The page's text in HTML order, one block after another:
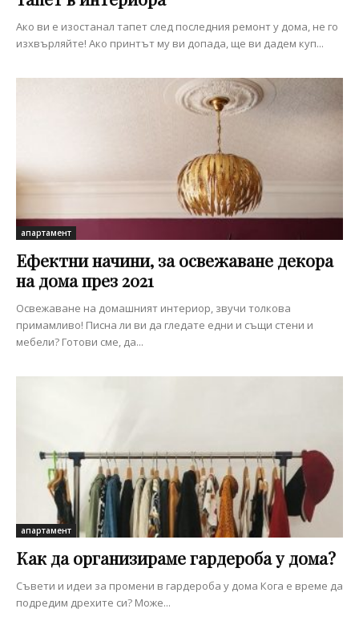
Ако ви е изостанал тапет след последния ремонт у дома, не го
изхвърляйте! Ако принтът му ви допада, ще ви дадем куп...
апартамент
Ефектни начини, за освежаване декора
на дома през 2021
Освежаване на домашният интериор, звучи толкова
примамливо! Писна ли ви да гледате едни и същи стени и
мебели? Готови сме, да...
апартамент
Как да организираме гардероба у дома?
Съвети и идеи за промени в гардероба у дома Кога е време да
подредим дрехите си? Може...